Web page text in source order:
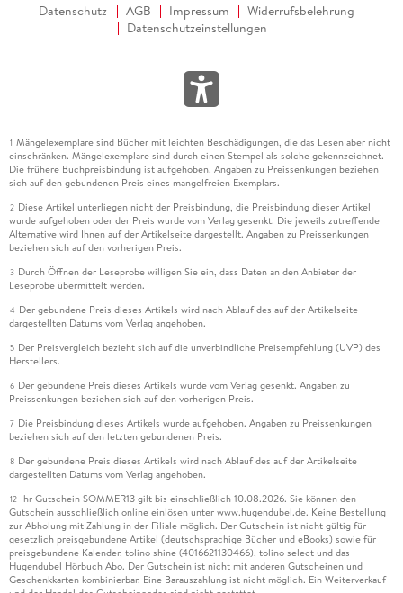
Datenschutz AGB Impressum
Widerrufsbelehrung
Datenschutzeinstellungen
1 Mängelexemplare sind Bücher mit leichten Beschädigungen, die das Lesen aber nicht
einschränken. Mängelexemplare sind durch einen Stempel als solche gekennzeichnet.
Die frühere Buchpreisbindung ist aufgehoben. Angaben zu Preissenkungen beziehen
sich auf den gebundenen Preis eines mangelfreien Exemplars.
2 Diese Artikel unterliegen nicht der Preisbindung, die Preisbindung dieser Artikel
wurde aufgehoben oder der Preis wurde vom Verlag gesenkt. Die jeweils zutreffende
Alternative wird Ihnen auf der Artikelseite dargestellt. Angaben zu Preissenkungen
beziehen sich auf den vorherigen Preis.
3 Durch Öffnen der Leseprobe willigen Sie ein, dass Daten an den Anbieter der
Leseprobe übermittelt werden.
4 Der gebundene Preis dieses Artikels wird nach Ablauf des auf der Artikelseite
dargestellten Datums vom Verlag angehoben.
5 Der Preisvergleich bezieht sich auf die unverbindliche Preisempfehlung (UVP) des
Herstellers.
6 Der gebundene Preis dieses Artikels wurde vom Verlag gesenkt. Angaben zu
Preissenkungen beziehen sich auf den vorherigen Preis.
7 Die Preisbindung dieses Artikels wurde aufgehoben. Angaben zu Preissenkungen
beziehen sich auf den letzten gebundenen Preis.
8 Der gebundene Preis dieses Artikels wird nach Ablauf des auf der Artikelseite
dargestellten Datums vom Verlag angehoben.
12 Ihr Gutschein SOMMER13 gilt bis einschließlich 10.08.2026. Sie können den
Gutschein ausschließlich online einlösen unter www.hugendubel.de. Keine Bestellung
zur Abholung mit Zahlung in der Filiale möglich. Der Gutschein ist nicht gültig für
gesetzlich preisgebundene Artikel (deutschsprachige Bücher und eBooks) sowie für
preisgebundene Kalender, tolino shine (4016621130466), tolino select und das
Hugendubel Hörbuch Abo. Der Gutschein ist nicht mit anderen Gutscheinen und
Geschenkkarten kombinierbar. Eine Barauszahlung ist nicht möglich. Ein Weiterverkauf